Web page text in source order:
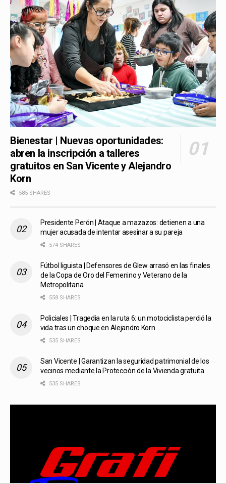
Bienestar | Nuevas oportunidades:
abren la inscripción a talleres
gratuitos en San Vicente y Alejandro
Korn
585 SHARES
Presidente Perón | Ataque a mazazos: detienen a una
mujer acusada de intentar asesinar a su pareja
574 SHARES
Fútbol liguista | Defensores de Glew arrasó en las finales
de la Copa de Oro del Femenino y Veterano de la
Metropolitana
558 SHARES
Policiales | Tragedia en la ruta 6: un motociclista perdió la
vida tras un choque en Alejandro Korn
535 SHARES
San Vicente | Garantizan la seguridad patrimonial de los
vecinos mediante la Protección de la Vivienda gratuita
535 SHARES